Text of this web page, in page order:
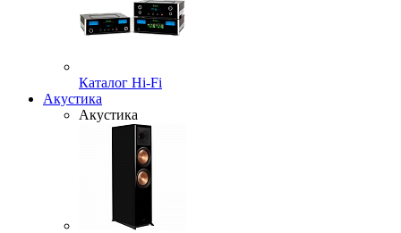
Каталог Hi-Fi
Акустика
Акустика